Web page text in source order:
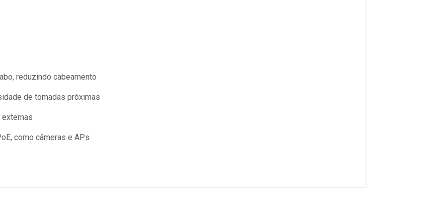
reduzindo cabeamento
de tomadas próximas
como câmeras e APs